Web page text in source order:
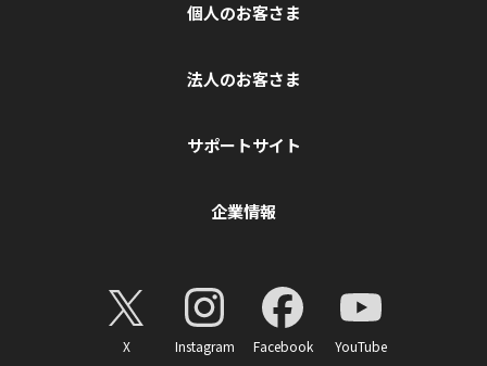
個人のお客さま
法人のお客さま
サポートサイト
企業情報
X Instagram Facebook YouTube